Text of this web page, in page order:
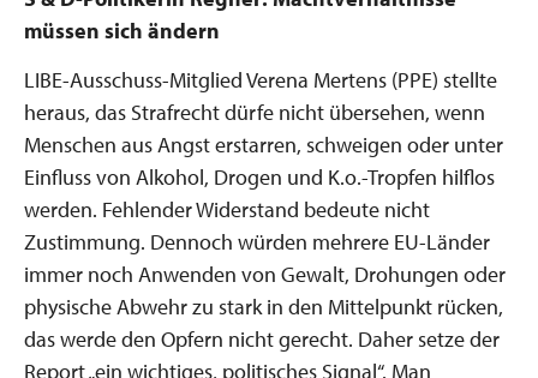
müssen sich ändern
LIBE-Ausschuss-Mitglied Verena Mertens (PPE) stellte
heraus, das Strafrecht dürfe nicht übersehen, wenn
Menschen aus Angst erstarren, schweigen oder unter
Einfluss von Alkohol, Drogen und K.o.-Tropfen hilflos
werden. Fehlender Widerstand bedeute nicht
Zustimmung. Dennoch würden mehrere EU-Länder
immer noch Anwenden von Gewalt, Drohungen oder
physische Abwehr zu stark in den Mittelpunkt rücken,
das werde den Opfern nicht gerecht. Daher setze der
Report „ein wichtiges, politisches Signal“. Man